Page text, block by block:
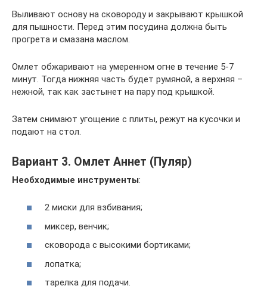
Выливают основу на сковороду и закрывают крышкой
для пышности. Перед этим посудина должна быть
прогрета и смазана маслом.
Омлет обжаривают на умеренном огне в течение 5-7
минут. Тогда нижняя часть будет румяной, а верхняя –
нежной, так как застынет на пару под крышкой.
Затем снимают угощение с плиты, режут на кусочки и
подают на стол.
Вариант 3. Омлет Аннет (Пуляр)
Необходимые инструменты:
2 миски для взбивания;
миксер, венчик;
сковорода с высокими бортиками;
лопатка;
тарелка для подачи.